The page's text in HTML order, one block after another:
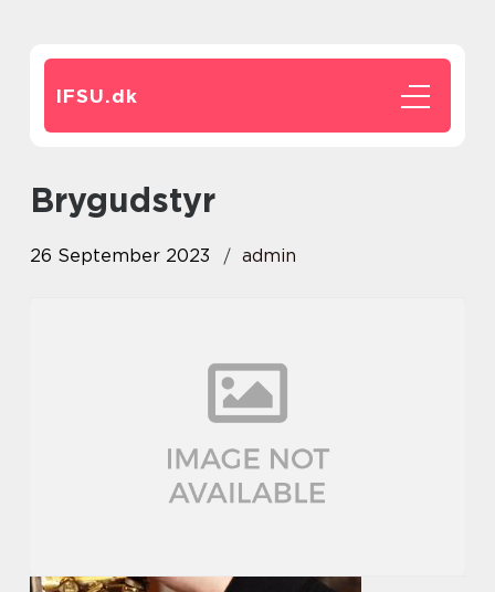
IFSU.dk
brygudstyr
26 September 2023 admin